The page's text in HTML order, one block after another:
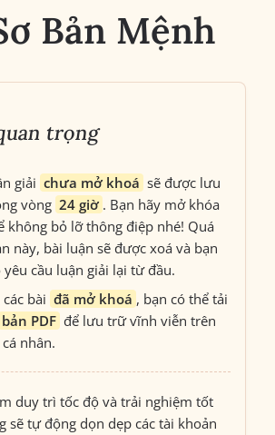
Bản Mệnh
trọng
giải chưa mở khoá sẽ được lưu
vòng 24 giờ . Bạn hãy mở khóa
không bỏ lỡ thông điệp nhé! Quá
này, bài luận sẽ được xoá và bạn
yêu cầu luận giải lại từ đầu.
bài đã mở khoá , bạn có thể tải
bản PDF để lưu trữ vĩnh viễn trên
nhân.
duy trì tốc độ và trải nghiệm tốt
sẽ tự động dọn dẹp các tài khoản